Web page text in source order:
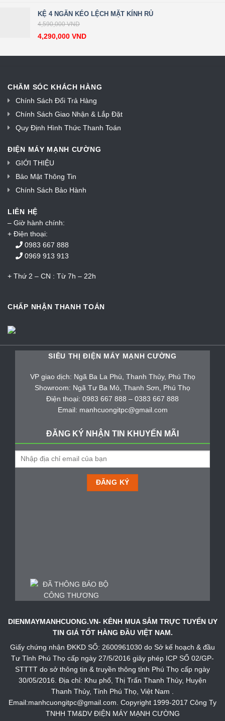
KỆ 4 NGĂN KÉO LỆCH MẶT KÍNH RỦ
4,590,000VND
4,290,000 VND
CHĂM SÓC KHÁCH HÀNG
Chính Sách Đổi Trả Hàng
Chính Sách Giao Nhận & Lắp Đặt
Quy Định Hình Thức Thanh Toán
ĐIỆN MÁY MẠNH CƯỜNG
GIỚI THIỆU
Bảo Mật Thông Tin
Chính Sách Bảo Hành
LIÊN HỆ
– Giờ hành chính:
+ Điện thoại:
0983 667 888
0969 913 913
+ Thứ 2 – CN : Từ 7h – 22h
CHẤP NHẬN THANH TOÁN
SIÊU THỊ ĐIỆN MÁY MẠNH CƯỜNG
VP giao dịch: Ngã Ba La Phù, Thanh Thủy, Phú Thọ
Showroom: Ngã Tư Ba Mỏ, Thanh Sơn, Phú Thọ
Điện thoại: 0983 667 888 – 0383 667 888
Email: manhcuongitpc@gmail.com
ĐĂNG KÝ NHẬN TIN KHUYẾN MÃI
DIENMAYMANHCUONG.VN- KÊNH MUA SẮM TRỰC TUYẾN UY
TIN GIÁ TỐT HÀNG ĐẦU VIỆT NAM.
Giấy chứng nhận ĐKKD SỐ: 2600961030 do Sở kế hoạch & đầu
Tư Tỉnh Phú Thọ cấp ngày 27/5/2016 giây phép ICP SỐ 02/GP-
STTTT do sở thông tin & truyền thông tỉnh Phú Thọ cấp ngày
30/05/2016. Địa chỉ: Khu phố, Thị Trấn Thanh Thủy, Huyện
Thanh Thủy, Tỉnh Phú Thọ, Việt Nam .
Email:manhcuongitpc@gmail.com. Copyright 1999-2017 Công Ty
TNHH TM&DV ĐIỆN MÁY MẠNH CƯỜNG